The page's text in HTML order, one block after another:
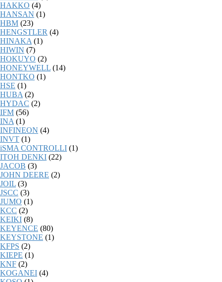
HAKKO (4)
HANSAN (1)
HBM (23)
HENGSTLER (4)
HINAKA (1)
HIWIN (7)
HOKUYO (2)
HONEYWELL (14)
HONTKO (1)
HSE (1)
HUBA (2)
HYDAC (2)
IFM (56)
INA (1)
INFINEON (4)
INVT (1)
iSMA CONTROLLI (1)
ITOH DENKI (22)
JACOB (3)
JOHN DEERE (2)
JOIL (3)
JSCC (3)
JUMO (1)
KCC (2)
KEIKI (8)
KEYENCE (80)
KEYSTONE (1)
KFPS (2)
KIEPE (1)
KNF (2)
KOGANEI (4)